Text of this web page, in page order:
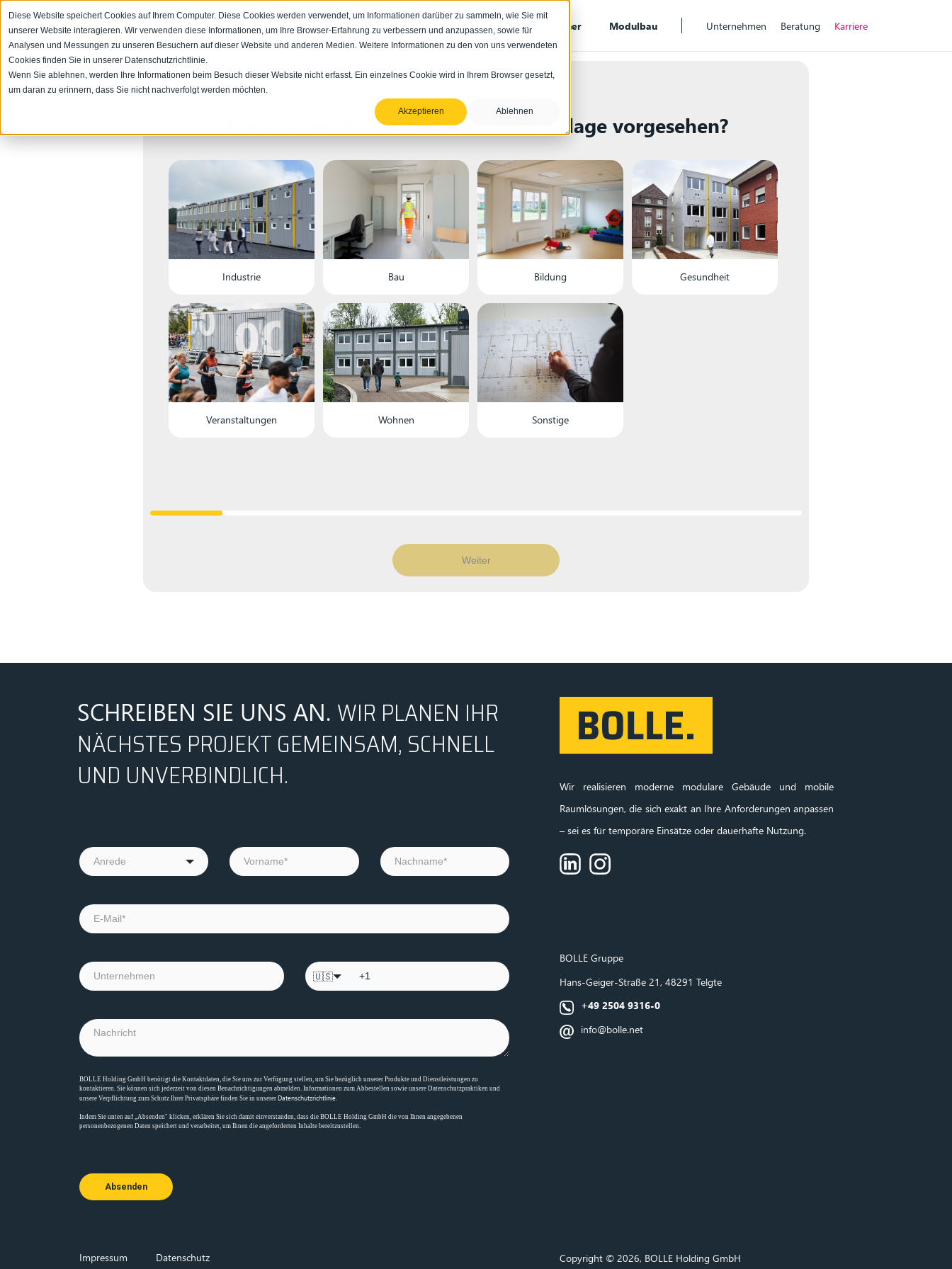
Diese Website speichert Cookies auf Ihrem Computer. Diese Cookies werden verwendet, um Informationen darüber zu sammeln, wie Sie mit
unserer Website interagieren. Wir verwenden diese Informationen, um Ihre Browser-Erfahrung zu verbessern und anzupassen, sowie für
Analysen und Messungen zu unseren Besuchern auf dieser Website und anderen Medien. Weitere Informationen zu den von uns verwendeten
Cookies finden Sie in unserer Datenschutzrichtlinie.
Wenn Sie ablehnen, werden Ihre Informationen beim Besuch dieser Website nicht erfasst. Ein einzelnes Cookie wird in Ihrem Browser gesetzt,
um daran zu erinnern, dass Sie nicht nachverfolgt werden möchten.
Akzeptieren Ablehnen
Container Modulbau Unternehmen Beratung Karriere
Für welchen Einsatzbereich ist die Anlage vorgesehen?
Industrie Bau Bildung Gesundheit
Veranstaltungen Wohnen Sonstige
Weiter
SCHREIBEN SIE UNS AN. WIR PLANEN IHR
NÄCHSTES PROJEKT GEMEINSAM, SCHNELL
UND UNVERBINDLICH.
🇺🇸
BOLLE Holding GmbH benötigt die Kontaktdaten, die Sie uns zur Verfügung stellen, um Sie bezüglich unserer Produkte und Dienstleistungen zu
kontaktieren. Sie können sich jederzeit von diesen Benachrichtigungen abmelden. Informationen zum Abbestellen sowie unsere Datenschutzpraktiken und
unsere Verpflichtung zum Schutz Ihrer Privatsphäre finden Sie in unserer Datenschutzrichtlinie.
Indem Sie unten auf „Absenden" klicken, erklären Sie sich damit einverstanden, dass die BOLLE Holding GmbH die von Ihnen angegebenen
personenbezogenen Daten speichert und verarbeitet, um Ihnen die angeforderten Inhalte bereitzustellen.
Absenden
Wir realisieren moderne modulare Gebäude und mobile
Raumlösungen, die sich exakt an Ihre Anforderungen anpassen
– sei es für temporäre Einsätze oder dauerhafte Nutzung.
BOLLE Gruppe
Hans‑Geiger‑Straße 21, 48291 Telgte
+49 2504 9316-0
info@bolle.net
Impressum Datenschutz Copyright © 2026, BOLLE Holding GmbH